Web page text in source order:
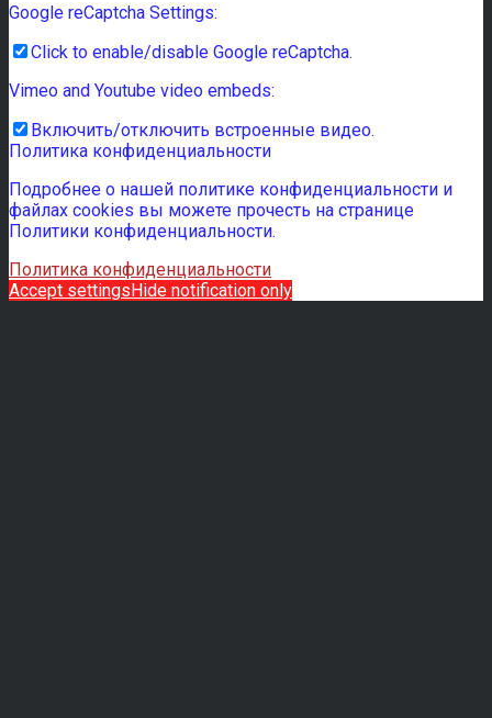
Google reCaptcha Settings:
Click to enable/disable Google reCaptcha.
Vimeo and Youtube video embeds:
Включить/отключить встроенные видео.
Политика конфиденциальности
Подробнее о нашей политике конфиденциальности и
файлах cookies вы можете прочесть на странице
Политики конфиденциальности.
Политика конфиденциальности
Accept settingsHide notification only